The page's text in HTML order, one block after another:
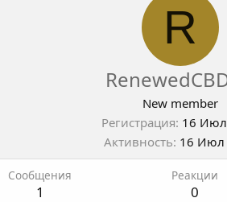
R
New member
Регистрация 16
Активность 16 Июл
Сообщения
1
Реакции
0